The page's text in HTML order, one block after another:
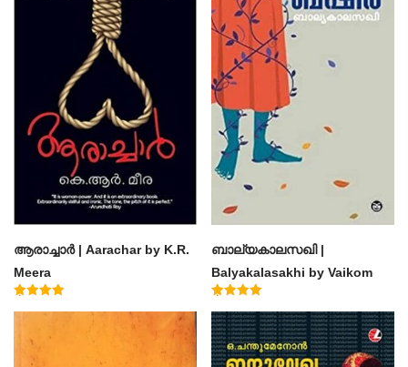
ആരാച്ചാര്‍ | Aarachar by K.R.
Meera
ബാല്യകാലസഖി |
Balyakalasakhi by Vaikom
Muhammad Basheer
4.60
out of 5